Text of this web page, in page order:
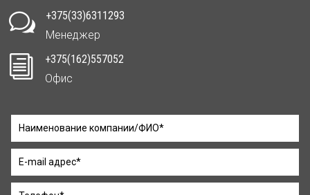
w
+375(33)6311293
Менеджер
i
+375(162)557052
Офис